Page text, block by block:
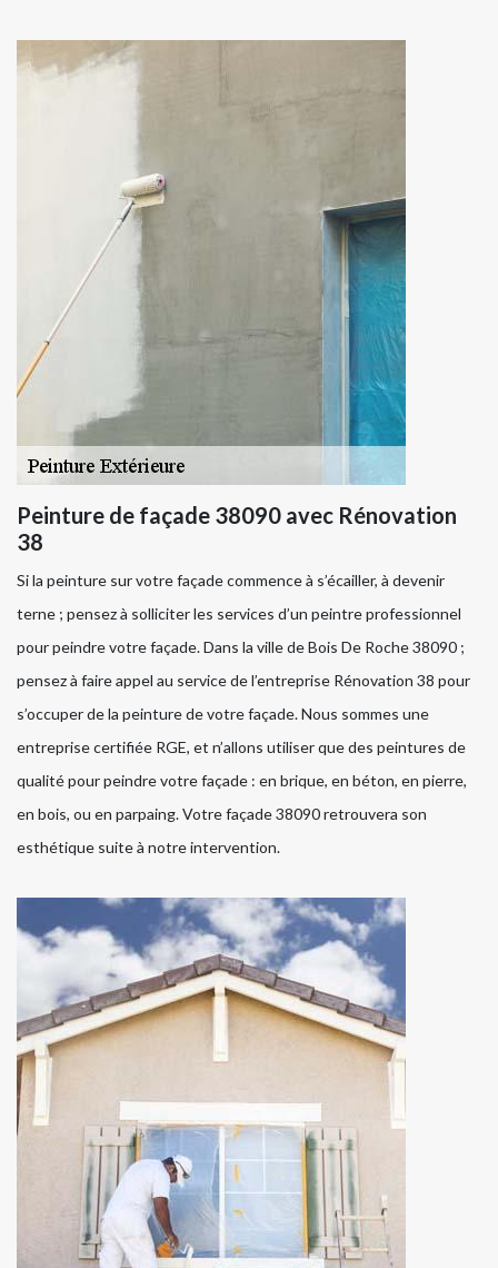
Peinture de façade 38090 avec Rénovation
38
Si la peinture sur votre façade commence à s’écailler, à devenir
terne ; pensez à solliciter les services d’un peintre professionnel
pour peindre votre façade. Dans la ville de Bois De Roche 38090 ;
pensez à faire appel au service de l’entreprise Rénovation 38 pour
s’occuper de la peinture de votre façade. Nous sommes une
entreprise certifiée RGE, et n’allons utiliser que des peintures de
qualité pour peindre votre façade : en brique, en béton, en pierre,
en bois, ou en parpaing. Votre façade 38090 retrouvera son
esthétique suite à notre intervention.